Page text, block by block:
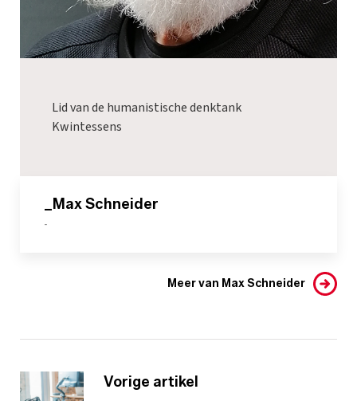
Lid van de humanistische denktank
Kwintessens
_Max Schneider
-
Meer van Max Schneider
Vorige artikel